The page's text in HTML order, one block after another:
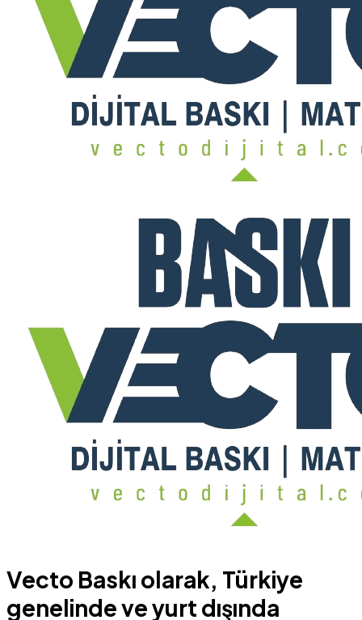
Vecto Baskı olarak, Türkiye
genelinde ve yurt dışında